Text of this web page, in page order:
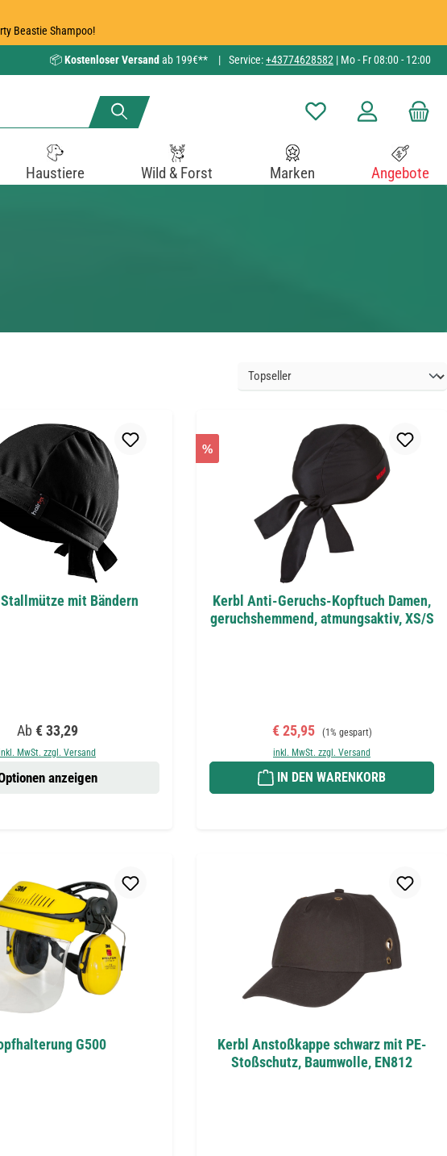
Beastie Shampoo!
📦Kostenloser Versand ab 199€** | Service:+43774628582 | Mo - Fr 08:00 - 12:00
Du hast 0 Produkte auf
Haustiere Wild & Forst Marken Angebote
mit Bändern
Regulärer Preis:
Ab € 33,29
MwSt. zzgl. Versand
anzeigen
%
Kerbl Anti-Geruchs-Kopftuch Damen,
geruchshemmend, atmungsaktiv, XS/S
Verkaufspreis:
€ 25,95 Regulärer Preis:
(1% gespart)
inkl. MwSt. zzgl. Versand
IN DEN WARENKORB
G500
Kerbl Anstoßkappe schwarz mit PE-
Stoßschutz, Baumwolle, EN812